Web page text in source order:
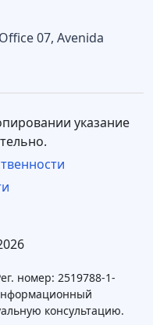
07, Avenida
указание
номер: 2519788-1-
консультацию.